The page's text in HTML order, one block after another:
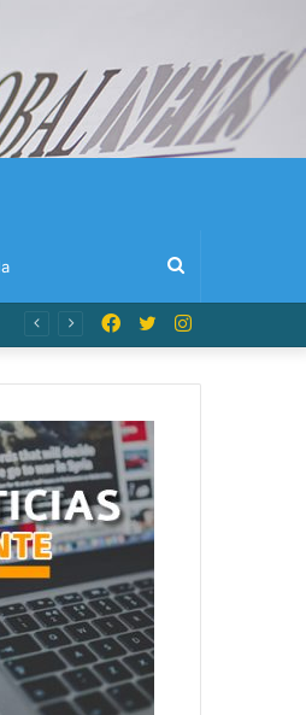
Búsqueda
Instagram
Twitter
Facebook